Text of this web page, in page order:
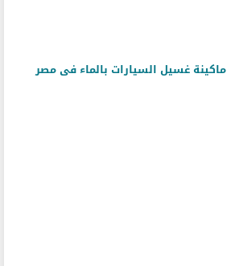
غسيل السيارات بالماء فى مصر